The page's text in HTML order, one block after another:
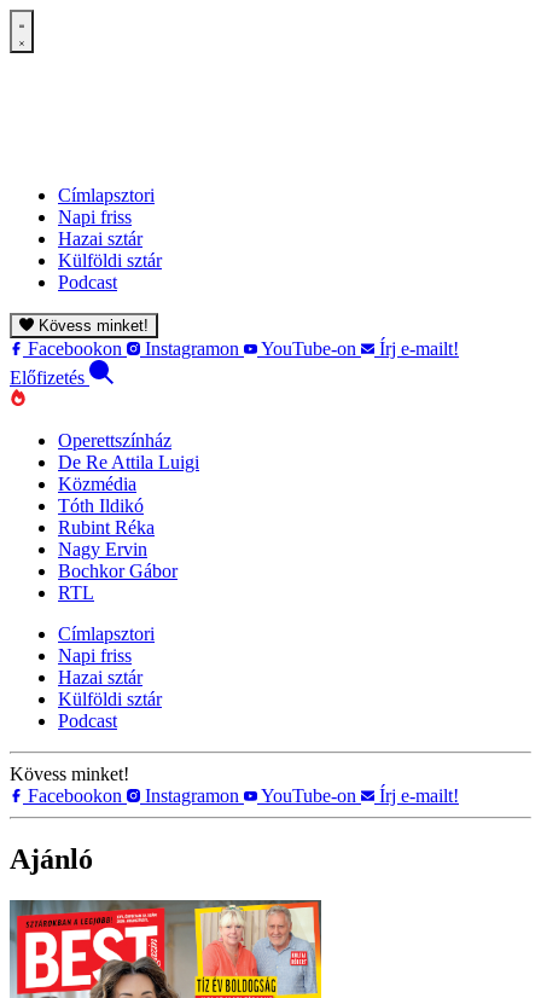
Címlapsztori
Napi friss
Hazai sztár
Külföldi sztár
Podcast
Kövess minket!
Facebookon Instagramon YouTube-on
Írj e-mailt!
Előfizetés
Operettszínház
De Re Attila Luigi
Közmédia
Tóth Ildikó
Rubint Réka
Nagy Ervin
Bochkor Gábor
RTL
Címlapsztori
Napi friss
Hazai sztár
Külföldi sztár
Podcast
Kövess minket!
Facebookon
Instagramon YouTube-on Írj e-mailt!
Ajánló